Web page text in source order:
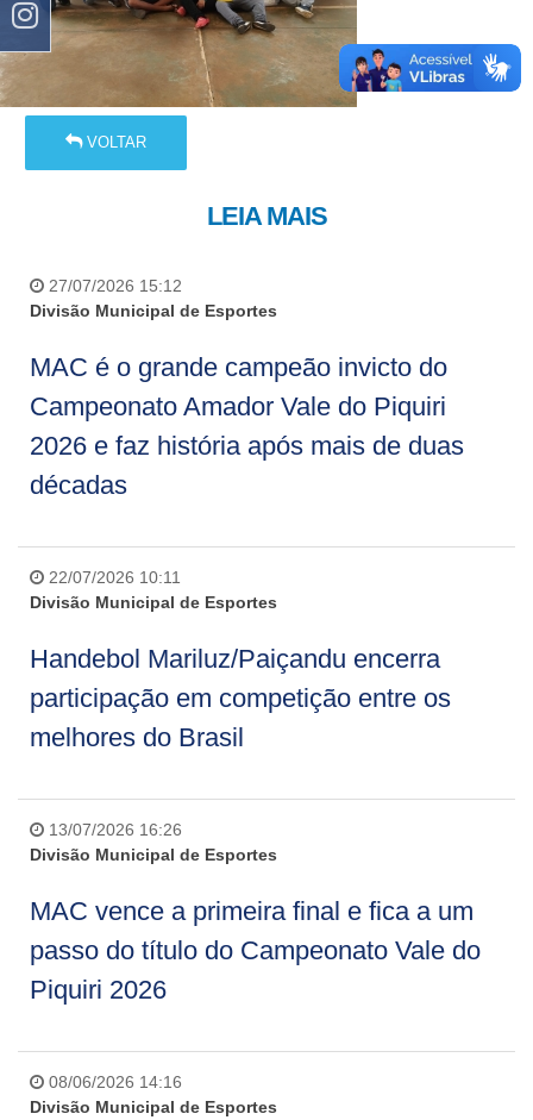
VOLTAR
LEIA MAIS
27/07/2026 15:12
Divisão Municipal de Esportes
MAC é o grande campeão invicto do
Campeonato Amador Vale do Piquiri
2026 e faz história após mais de duas
décadas
22/07/2026 10:11
Divisão Municipal de Esportes
Handebol Mariluz/Paiçandu encerra
participação em competição entre os
melhores do Brasil
13/07/2026 16:26
Divisão Municipal de Esportes
MAC vence a primeira final e fica a um
passo do título do Campeonato Vale do
Piquiri 2026
08/06/2026 14:16
Divisão Municipal de Esportes